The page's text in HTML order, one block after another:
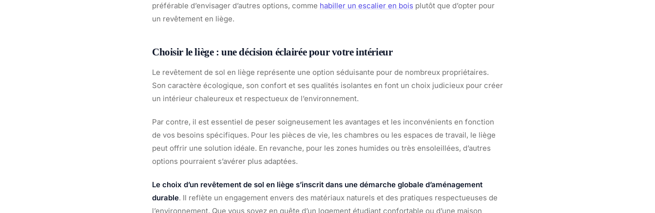
préférable d’envisager d’autres options, comme habiller un escalier en bois plutôt que d’opter pour
un revêtement en liège.
Choisir le liège : une décision éclairée pour votre intérieur
Le revêtement de sol en liège représente une option séduisante pour de nombreux propriétaires.
Son caractère écologique, son confort et ses qualités isolantes en font un choix judicieux pour créer
un intérieur chaleureux et respectueux de l’environnement.
Par contre, il est essentiel de peser soigneusement les avantages et les inconvénients en fonction
de vos besoins spécifiques. Pour les pièces de vie, les chambres ou les espaces de travail, le liège
peut offrir une solution idéale. En revanche, pour les zones humides ou très ensoleillées, d’autres
options pourraient s’avérer plus adaptées.
Le choix d’un revêtement de sol en liège s’inscrit dans une démarche globale d’aménagement
durable. Il reflète un engagement envers des matériaux naturels et des pratiques respectueuses de
l’environnement. Que vous soyez en quête d’un logement étudiant confortable ou d’une maison